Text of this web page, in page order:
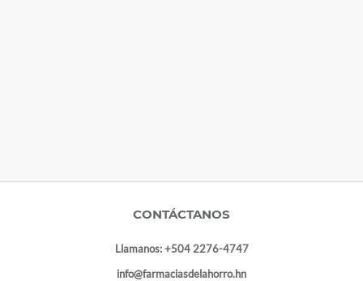
CONTÁCTANOS
Llamanos:+504 2276-4747
info@farmaciasdelahorro.hn